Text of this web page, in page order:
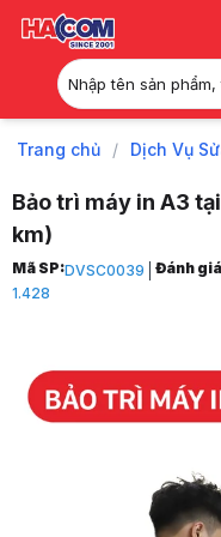
Nhập tên sản
Trang chủ / Dịch Vụ
Bảo trì máy in A3
km)
Trang chủ
1
Bảo Trì Tại Nơi Sử Dụng
Hình ảnh và video sản phẩm
Bảo trì máy in A3 tại nơi sử
Mã SP:DVSC0039 Đánh
1.428